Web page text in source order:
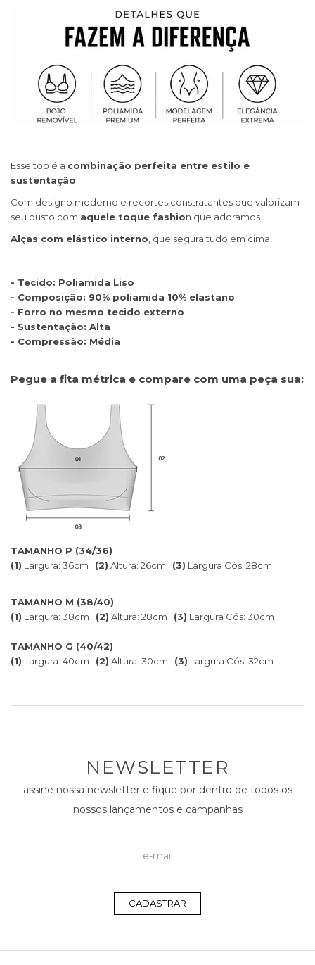
Esse top é a combinação perfeita entre estilo e
sustentação
Com designo moderno e recortes constratantes que valorizam
seu busto com aquele toque fashion que adoramos.
Alças com elástico interno , que segura tudo em cima!
- Tecido: Poliamida Liso
- Composição: 90% poliamida 10% elastano
- Forro no mesmo tecido externo
- Sustentação: Alta
- Compressão: Média
Pegue a fita métrica e compare com uma peça sua:
TAMANHO P (34/36)
(1) Largura: 36cm (2) Altura: 26cm (3) Largura Cós: 28cm
TAMANHO M (38/40)
(1) Largura: 38cm (2) Altura: 28cm (3) Largura Cós: 30cm
TAMANHO G (40/42)
(1) Largura: 40cm (2) Altura: 30cm (3) Largura Cós: 32cm
NEWSLETTER
assine nossa newsletter e fique por dentro de todos os
nossos lançamentos e campanhas
CADASTRAR